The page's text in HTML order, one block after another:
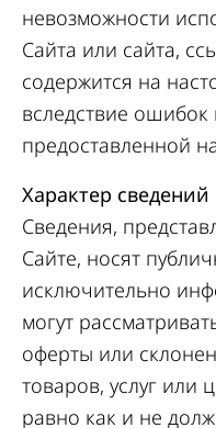
невозможности
Сайта или сайта,
содержится на
вследствие ошибок
предоставленной
Характер сведений
Сведения,
Сайте, носят
исключительно
могут
оферты или
товаров, услуг или
равно как и не